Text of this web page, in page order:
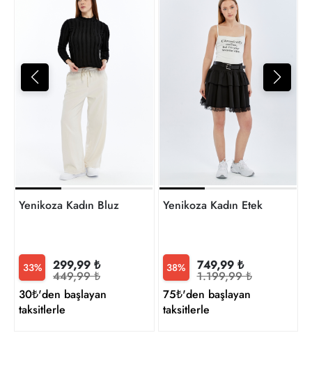
Yenikoza Kadın Bluz
33% 299,99 ₺
449,99 ₺
30₺'den başlayan
taksitlerle
Yenikoza Kadın Etek
38% 749,99 ₺
1.199,99 ₺
75₺'den başlayan
taksitlerle